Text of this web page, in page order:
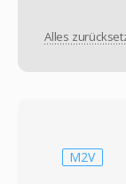
Alles
M2V